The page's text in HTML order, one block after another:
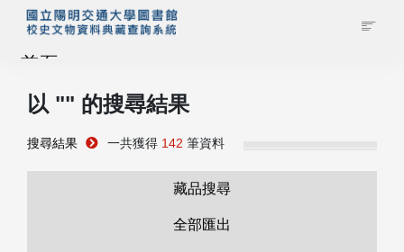
首頁
藏品查詢
以 "" 的搜尋結果
搜尋結果 一共獲得 142 筆資料
藏品搜尋
全部匯出